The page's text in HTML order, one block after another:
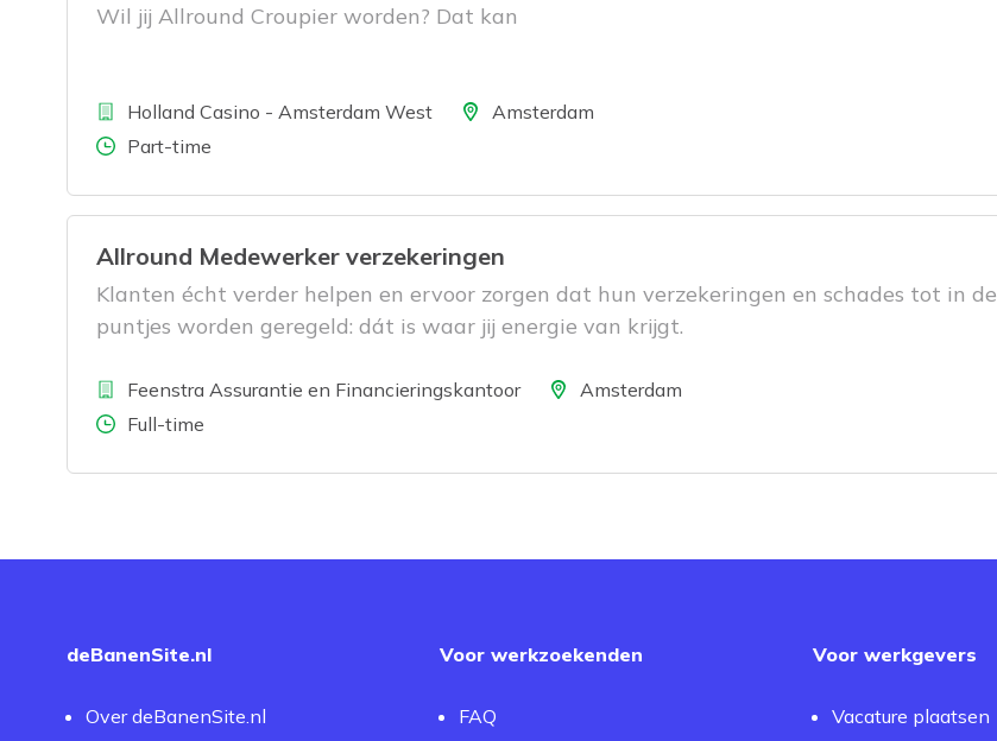
Wil jij Allround Croupier worden? Dat kan
BedrijfHolland Casino - Amsterdam WestLocatieAmsterdam
Aantal uren
Part-time
Allround Medewerker verzekeringen
Klanten écht verder helpen en ervoor zorgen dat hun verzekeringen en schades tot in de
puntjes worden geregeld: dát is waar jij energie van krijgt.
BedrijfFeenstra Assurantie en FinancieringskantoorLocatieAmsterdam
Aantal uren
Full-time
deBanenSite.nl
Over deBanenSite.nl
Voor werkzoekenden
FAQ
Voor werkgevers
Vacature plaatsen